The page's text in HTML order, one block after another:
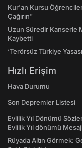
Kur'an Kursu
Çağırın"
Uzun Süredir Kanserle
Kaybetti
‘Terörsüz Türkiye
Hızlı Erişim
Hava Durumu
Son Depremler Listesi
Evlilik Yıl Dönümü
Evlilik Yıl dönümü
Rüyada Altın Görmek: